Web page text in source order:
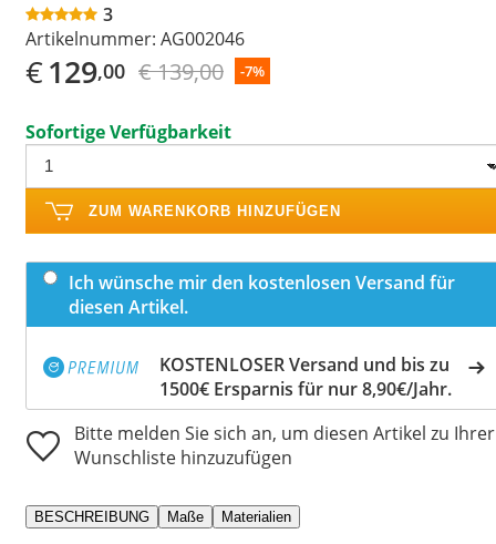
3
Artikelnummer: AG002046
€129,00 € 139,00 -7%
Sofortige Verfügbarkeit
ZUM WARENKORB HINZUFÜGEN
Ich wünsche mir den kostenlosen Versand für
diesen Artikel.
KOSTENLOSER Versand und bis zu
1500€ Ersparnis für nur 8,90€/Jahr.
Bitte melden Sie sich an, um diesen Artikel zu Ihrer
Wunschliste hinzuzufügen
BESCHREIBUNG Maße Materialien